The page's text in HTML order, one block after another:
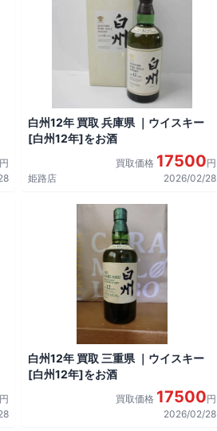
円
白州12年 買取 兵庫県 ｜ウイスキー
[白州12年]をお酒
買取価格 17500円
姫路店
2026/02/28
円
白州12年 買取 三重県 ｜ウイスキー
[白州12年]をお酒
買取価格 17500円
2026/02/28